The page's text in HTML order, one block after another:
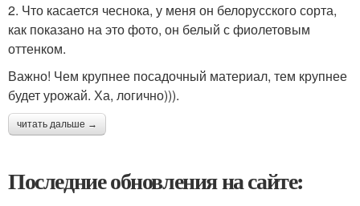
2. Что касается чеснока, у меня он белорусского сорта,
как показано на это фото, он белый с фиолетовым
оттенком.
Важно! Чем крупнее посадочный материал, тем крупнее
будет урожай. Ха, логично))).
читать дальше →
Последние обновления на сайте: